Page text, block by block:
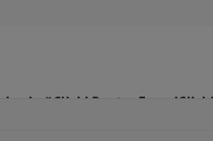
viațăClick! Pentru Femei